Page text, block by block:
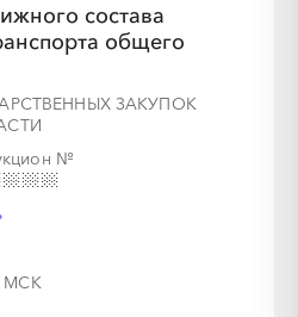
состава
общего
ЗАКУПОК
№
МСК